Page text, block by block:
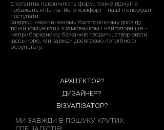
Елегантна лаконічність форм, тонке відчуття
побажань клієнта, його комфорт - наші непорушні
постулати.
Завдяки накопиченому багаторічному досвіду,
тісній комунікації з замовником і найголовніше -
неприборканому бажанню творити, створювати
щось нове, ми завжди досягаємо потрібного
результату.
АРХІТЕКТОР?
ДИЗАЙНЕР?
ВІЗУАЛІЗАТОР?
МИ ЗАВЖДИ В ПОШУКУ КРУТИХ
СПЕЦІАЛІСТІВ!